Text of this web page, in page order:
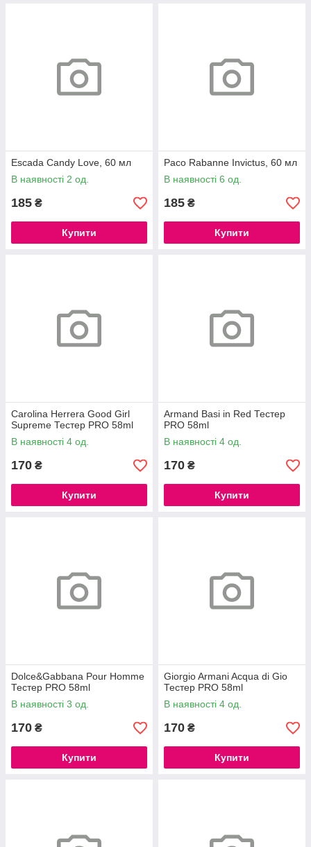
Escada Candy Love, 60 мл
В наявності 2 од.
185 ₴
Купити
Paco Rabanne Invictus, 60 мл
В наявності 6 од.
185 ₴
Купити
Carolina Herrera Good Girl
Supreme Тестер PRO 58ml
В наявності 4 од.
170 ₴
Купити
Armand Basi in Red Тестер
PRO 58ml
В наявності 4 од.
170 ₴
Купити
Dolce&Gabbana Pour Homme
Тестер PRO 58ml
В наявності 3 од.
170 ₴
Купити
Giorgio Armani Acqua di Gio
Тестер PRO 58ml
В наявності 4 од.
170 ₴
Купити